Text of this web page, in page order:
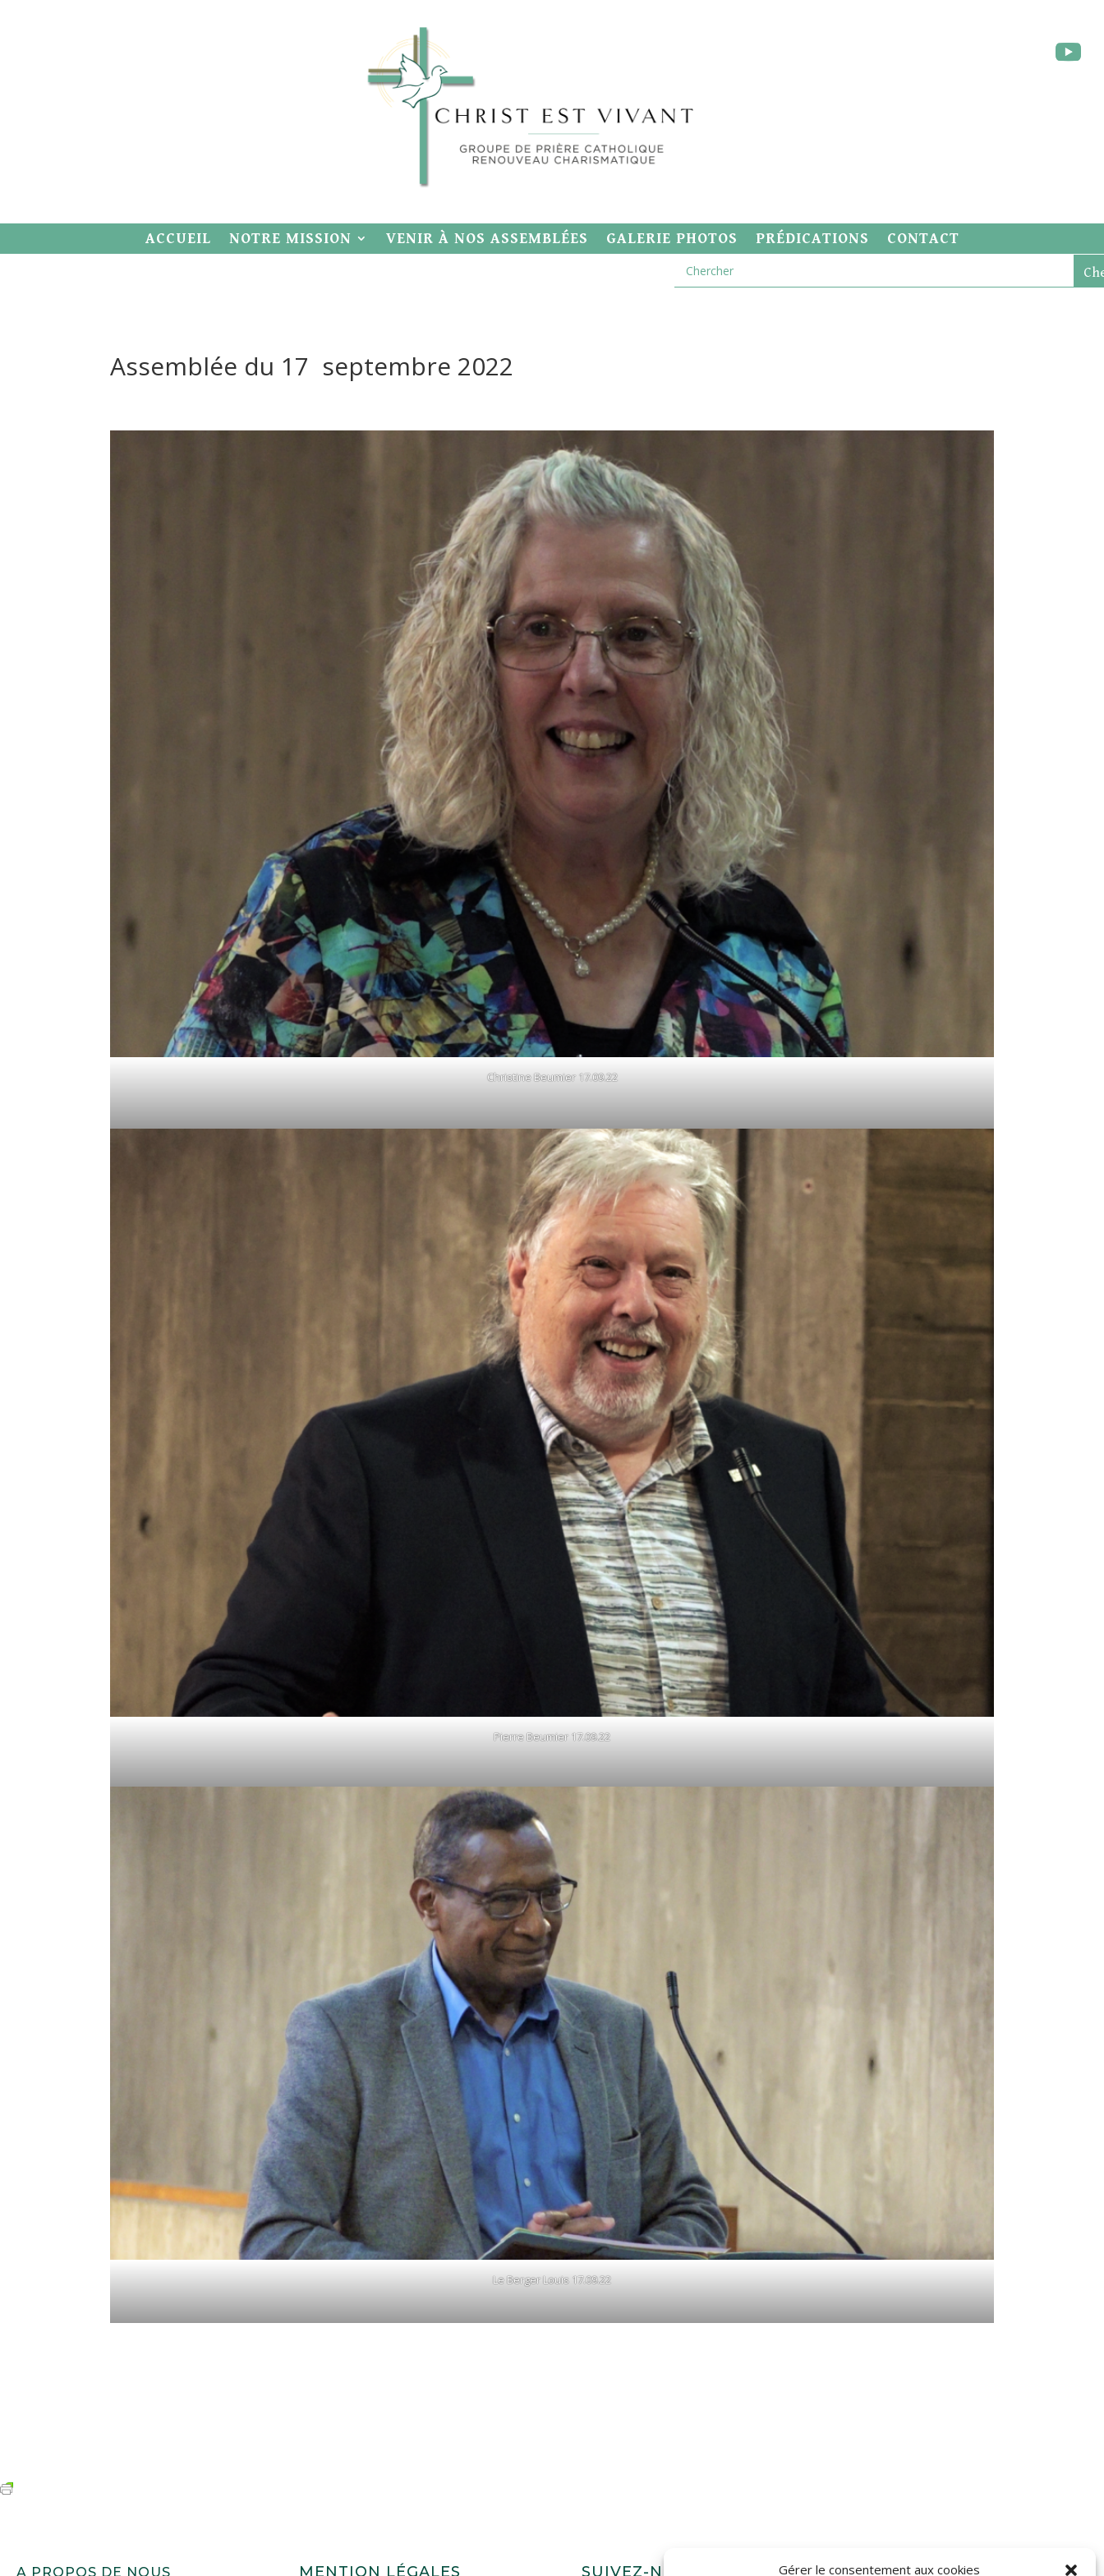
Gérer le consentement aux cookies
ACCUEIL NOTRE MISSION VENIR À NOS ASSEMBLÉES GALERIE PHOTOS PRÉDICATIONS CONTACT
Assemblée du 17 septembre 2022
Christine Beumier 17.09.22
Pierre Beumier 17.09.22
Le Berger Louis 17.09.22
A PROPOS DE NOUS MENTION LÉGALES SUIVEZ-NOUS ! FAIRE UN DON